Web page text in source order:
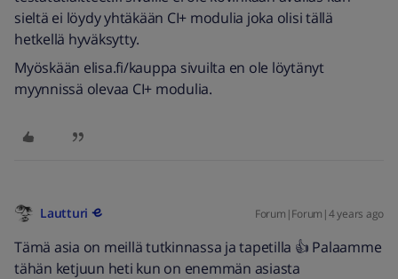
sieltä ei löydy yhtäkään CI+ modulia joka olisi tällä
hetkellä hyväksytty.
Myöskään elisa.fi/kauppa sivuilta en ole löytänyt
myynnissä olevaa CI+ modulia.
Lautturi Forum|Forum|4 years ago
Tämä asia on meillä tutkinnassa ja tapetilla 👍 Palaamme
tähän ketjuun heti kun on enemmän asiasta